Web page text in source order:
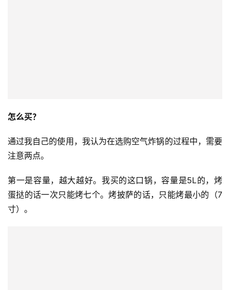
怎么买？
通过我自己的使用，我认为在选购空气炸锅的过程中，需要
注意两点。
第一是容量，越大越好。我买的这口锅，容量是5L的，烤
蛋挞的话一次只能烤七个。烤披萨的话，只能烤最小的（7
寸）。